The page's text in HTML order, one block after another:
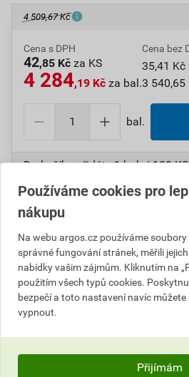
4 509,67 Kč
Cena s DPH
42,85 Kč za KS
4 284,19 Kč za bal.
Cena bez
35,41 Kč
3 540,65
bal.
Do košíku přidáte1 bal. / 100 KS
DPH (3 540,65 bez DPH).
Číslo položky:
Popis
Používáme cookies pro
nákupu
Na webu argos.cz používáme
správné fungování stránek, měřili
nabídky vašim zájmům. Kliknutím na
použitím všech typů cookies.
bezpečí a toto nastavení navíc
vypnout.
Přijímám